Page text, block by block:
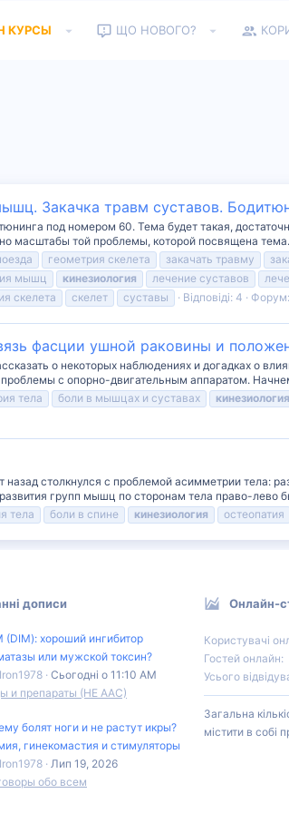
КУРСЫ ЩО НОВОГО?
Закачка травм суставов.
под номером 60. Тема будет такая,
масштабы той проблемы, которой посвящена
геометрия скелета закачать травму
мышц кинезиология лечение суставов
скелета скелет суставы Відповіді: 4 Форум:
фасции ушной раковины и
о некоторых наблюдениях и догадках о
с опорно-двигательным аппаратом.
тела боли в мышцах и суставах кинезиология
столкнулся с проблемой асимметрии тела:
групп мышц по сторонам тела право-лево
тела боли в спине кинезиология остеопатия
дописи
хороший ингибитор
или мужской токсин?
Сьогодні о 11:10 AM
и препараты (НЕ ААС)
болят ноги и не растут икры?
гинекомастия и стимуляторы
Лип 19, 2026
обо всем
Онлайн-
Користувачі
Гостей онлайн
Усього
Загальна
містити в собі